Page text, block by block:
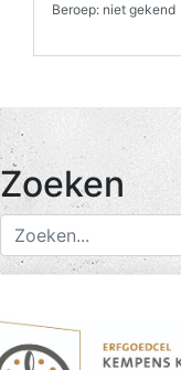
Beroep: niet gekend
Zoeken